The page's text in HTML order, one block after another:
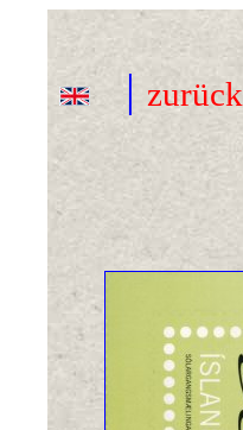
| zurück